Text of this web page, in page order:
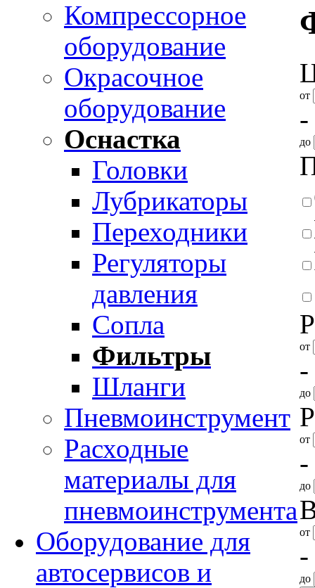
Компрессорное
оборудование
Окрасочное
оборудование
Оснастка
Головки
Лубрикаторы
Переходники
Регуляторы
давления
Сопла
Фильтры
Шланги
Пневмоинструмент
Расходные
материалы для
пневмоинструмента
Оборудование для
автосервисов и
от
-
до
от
-
до
от
-
до
от
-
до